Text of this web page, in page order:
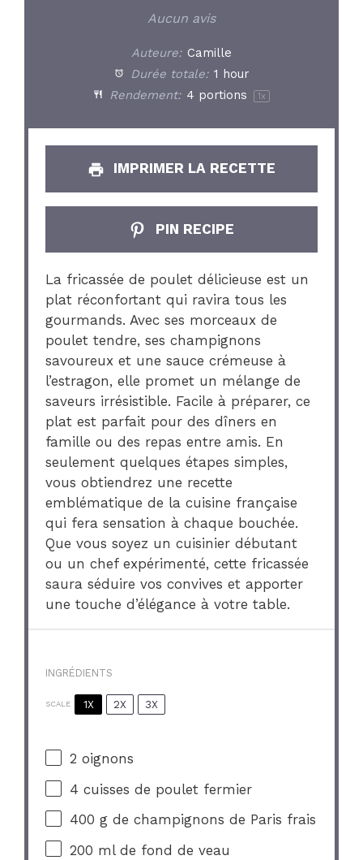
Stars
Stars
Star
Aucun avis
Auteure: Camille
Durée totale: 1 hour
Rendement: 4 portions 1 x
IMPRIMER LA RECETTE
PIN RECIPE
La fricassée de poulet délicieuse est un
plat réconfortant qui ravira tous les
gourmands. Avec ses morceaux de
poulet tendre, ses champignons
savoureux et une sauce crémeuse à
l’estragon, elle promet un mélange de
saveurs irrésistible. Facile à préparer, ce
plat est parfait pour des dîners en
famille ou des repas entre amis. En
seulement quelques étapes simples,
vous obtiendrez une recette
emblématique de la cuisine française
qui fera sensation à chaque bouchée.
Que vous soyez un cuisinier débutant
ou un chef expérimenté, cette fricassée
saura séduire vos convives et apporter
une touche d’élégance à votre table.
INGRÉDIENTS
SCALE 1X 2X 3X
2 oignons
4 cuisses de poulet fermier
400 g de champignons de Paris frais
200 ml de fond de veau